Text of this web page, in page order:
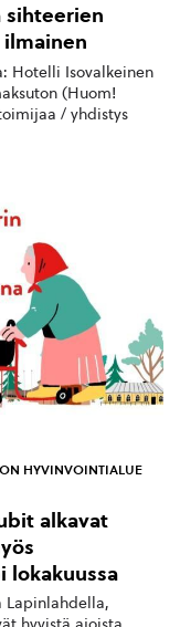
sihteerien
Hotelli Isovalkeinen
(Huom!
/ yhdistys
HYVINVOINTIALUE
alkavat
lokakuussa
Lapinlahdella,